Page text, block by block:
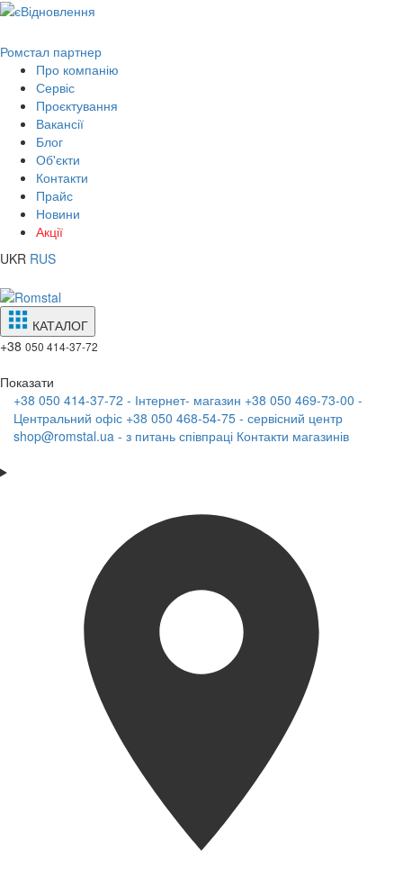
Ромстал партнер
Про компанію
Сервіс
Проєктування
Вакансії
Блог
Об'єкти
Контакти
Прайс
Новини
Акції
UKR RUS
КАТАЛОГ
+38 050 414-37-72
Показати
+38 050 414-37-72 - Інтернет- магазин +38 050 469-73-00 -
Центральний офіс +38 050 468-54-75 - сервісний центр
shop@romstal.ua - з питань співпраці Контакти магазинів